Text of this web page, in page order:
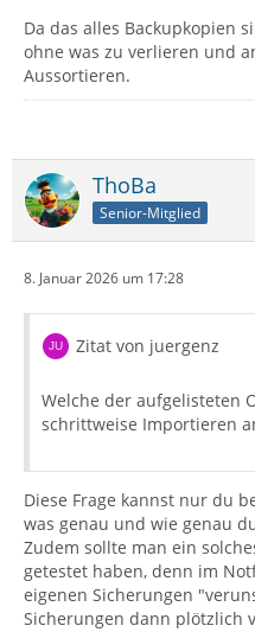
Da das alles Backupkopien
ohne was zu verlieren und
Aussortieren.
ThoBa
Senior-Mitglied
8. Januar 2026 um 17:28
Zitat von juergenz
Welche der aufgelisteten
schrittweise Importieren
Diese Frage kannst nur du
was genau und wie genau
Zudem sollte man ein
getestet haben, denn im
eigenen Sicherungen
Sicherungen dann plötzlich